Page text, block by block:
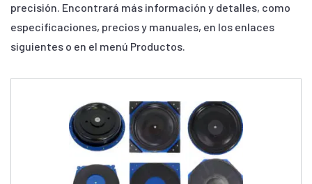
precisión. Encontrará más información y detalles, como
especificaciones, precios y manuales, en los enlaces
siguientes o en el menú Productos.